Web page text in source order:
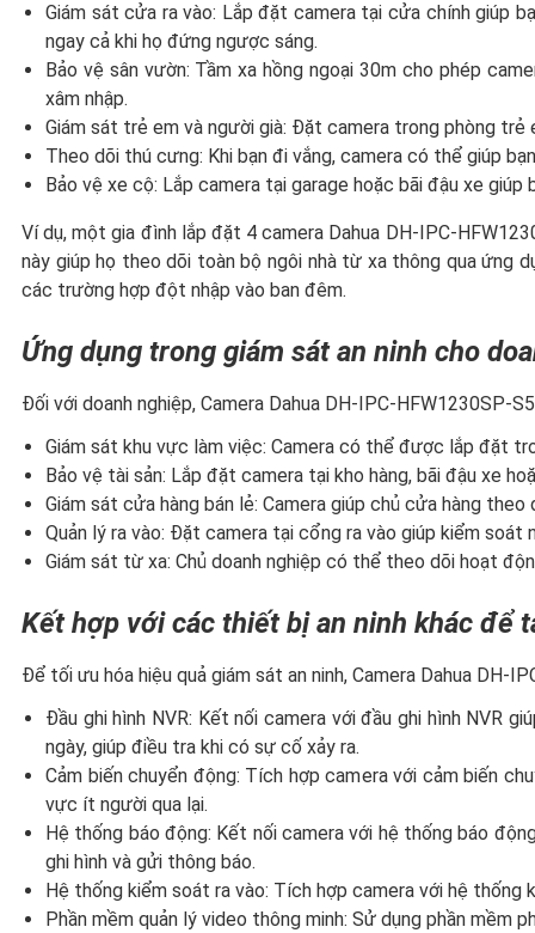
Giám sát cửa ra vào: Lắp đặt camera tại cửa chính giúp
ngay cả khi họ đứng ngược sáng.
Bảo vệ sân vườn: Tầm xa hồng ngoại 30m cho phép
xâm nhập.
Giám sát trẻ em và người già: Đặt camera trong phòng
Theo dõi thú cưng: Khi bạn đi vắng, camera có thể giúp
Bảo vệ xe cộ: Lắp camera tại garage hoặc bãi đậu xe
Ví dụ, một gia đình lắp đặt 4 camera Dahua DH-IPC-
này giúp họ theo dõi toàn bộ ngôi nhà từ xa thông qua ứng
các trường hợp đột nhập vào ban đêm.
Ứng dụng trong giám sát an ninh cho
Đối với doanh nghiệp, Camera Dahua DH-IPC-HFW1230SP-
Giám sát khu vực làm việc: Camera có thể được lắp đặt
Bảo vệ tài sản: Lắp đặt camera tại kho hàng, bãi đậu xe
Giám sát cửa hàng bán lẻ: Camera giúp chủ cửa hàng
Quản lý ra vào: Đặt camera tại cổng ra vào giúp kiểm
Giám sát từ xa: Chủ doanh nghiệp có thể theo dõi hoạt
Kết hợp với các thiết bị an ninh khác để
Để tối ưu hóa hiệu quả giám sát an ninh, Camera Dahua
Đầu ghi hình NVR: Kết nối camera với đầu ghi hình NVR
ngày, giúp điều tra khi có sự cố xảy ra.
Cảm biến chuyển động: Tích hợp camera với cảm biến
vực ít người qua lại.
Hệ thống báo động: Kết nối camera với hệ thống báo
ghi hình và gửi thông báo.
Hệ thống kiểm soát ra vào: Tích hợp camera với hệ thống
Phần mềm quản lý video thông minh: Sử dụng phần